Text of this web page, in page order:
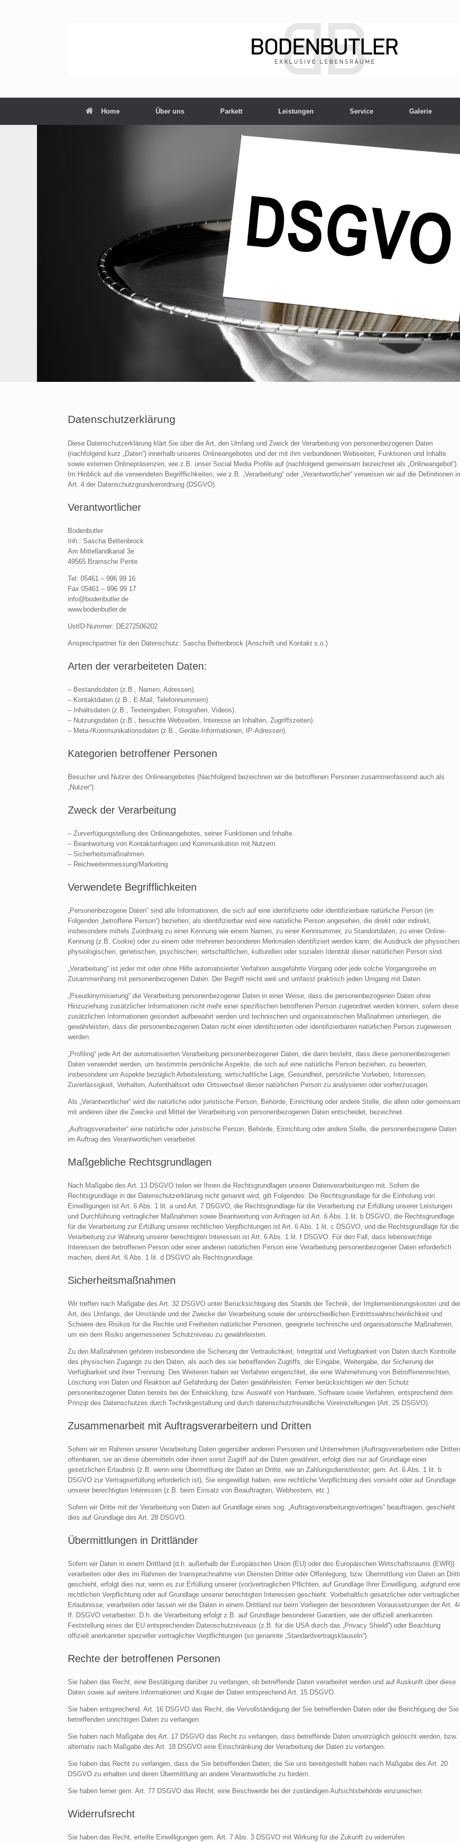
Home Über uns Parkett Leistungen Service Galerie
Datenschutzerklärung
Diese Datenschutzerklärung klärt Sie über die Art, den Umfang und Zweck der Verarbeitung von personenbezogenen Daten
(nachfolgend kurz „Daten“) innerhalb unseres Onlineangebotes und der mit ihm verbundenen Webseiten, Funktionen und Inhalte
sowie externen Onlinepräsenzen, wie z.B. unser Social Media Profile auf (nachfolgend gemeinsam bezeichnet als „Onlineangebot“).
Im Hinblick auf die verwendeten Begrifflichkeiten, wie z.B. „Verarbeitung“ oder „Verantwortlicher“ verweisen wir auf die Definitionen
Art. 4 der Datenschutzgrundverordnung (DSGVO).
Verantwortlicher
Bodenbutler
Inh.: Sascha Bettenbrock
Am Mittellandkanal 3e
49565 Bramsche Pente
Tel. 05461 – 996 99 16
Fax 05461 – 996 99 17
info@bodenbutler.de
www.bodenbutler.de
UstID-Nummer: DE272506202
Ansprechpartner für den Datenschutz: Sascha Bettenbrock (Anschrift und Kontakt s.o.)
Arten der verarbeiteten Daten:
– Bestandsdaten (z.B., Namen, Adressen).
– Kontaktdaten (z.B., E-Mail, Telefonnummern).
– Inhaltsdaten (z.B., Texteingaben, Fotografien, Videos).
– Nutzungsdaten (z.B., besuchte Webseiten, Interesse an Inhalten, Zugriffszeiten).
– Meta-/Kommunikationsdaten (z.B., Geräte-Informationen, IP-Adressen).
Kategorien betroffener Personen
Besucher und Nutzer des Onlineangebotes (Nachfolgend bezeichnen wir die betroffenen Personen zusammenfassend auch als
„Nutzer“).
Zweck der Verarbeitung
– Zurverfügungstellung des Onlineangebotes, seiner Funktionen und Inhalte.
– Beantwortung von Kontaktanfragen und Kommunikation mit Nutzern.
– Sicherheitsmaßnahmen.
– Reichweitenmessung/Marketing
Verwendete Begrifflichkeiten
„Personenbezogene Daten“ sind alle Informationen, die sich auf eine identifizierte oder identifizierbare natürliche Person (im
Folgenden „betroffene Person“) beziehen; als identifizierbar wird eine natürliche Person angesehen, die direkt oder indirekt,
insbesondere mittels Zuordnung zu einer Kennung wie einem Namen, zu einer Kennnummer, zu Standortdaten, zu einer Online-
Kennung (z.B. Cookie) oder zu einem oder mehreren besonderen Merkmalen identifiziert werden kann, die Ausdruck der
physiologischen, genetischen, psychischen, wirtschaftlichen, kulturellen oder sozialen Identität dieser natürlichen Person sind.
„Verarbeitung“ ist jeder mit oder ohne Hilfe automatisierter Verfahren ausgeführte Vorgang oder jede solche Vorgangsreihe im
Zusammenhang mit personenbezogenen Daten. Der Begriff reicht weit und umfasst praktisch jeden Umgang mit Daten.
„Pseudonymisierung“ die Verarbeitung personenbezogener Daten in einer Weise, dass die personenbezogenen Daten ohne
Hinzuziehung zusätzlicher Informationen nicht mehr einer spezifischen betroffenen Person zugeordnet werden können, sofern diese
zusätzlichen Informationen gesondert aufbewahrt werden und technischen und organisatorischen Maßnahmen unterliegen, die
gewährleisten, dass die personenbezogenen Daten nicht einer identifizierten oder identifizierbaren natürlichen Person zugewiesen
werden.
„Profiling“ jede Art der automatisierten Verarbeitung personenbezogener Daten, die darin besteht, dass diese personenbezogenen
Daten verwendet werden, um bestimmte persönliche Aspekte, die sich auf eine natürliche Person beziehen, zu bewerten,
insbesondere um Aspekte bezüglich Arbeitsleistung, wirtschaftliche Lage, Gesundheit, persönliche Vorlieben, Interessen,
Zuverlässigkeit, Verhalten, Aufenthaltsort oder Ortswechsel dieser natürlichen Person zu analysieren oder vorherzusagen.
Als „Verantwortlicher“ wird die natürliche oder juristische Person, Behörde, Einrichtung oder andere Stelle, die allein oder gemeinsam
mit anderen über die Zwecke und Mittel der Verarbeitung von personenbezogenen Daten entscheidet, bezeichnet.
„Auftragsverarbeiter“ eine natürliche oder juristische Person, Behörde, Einrichtung oder andere Stelle, die personenbezogene Daten
im Auftrag des Verantwortlichen verarbeitet.
Maßgebliche Rechtsgrundlagen
Nach Maßgabe des Art. 13 DSGVO teilen wir Ihnen die Rechtsgrundlagen unserer Datenverarbeitungen mit. Sofern die
Rechtsgrundlage in der Datenschutzerklärung nicht genannt wird, gilt Folgendes: Die Rechtsgrundlage für die Einholung von
Einwilligungen ist Art. 6 Abs. 1 lit. a und Art. 7 DSGVO, die Rechtsgrundlage für die Verarbeitung zur Erfüllung unserer Leistungen
und Durchführung vertraglicher Maßnahmen sowie Beantwortung von Anfragen ist Art. 6 Abs. 1 lit. b DSGVO, die Rechtsgrundlage
für die Verarbeitung zur Erfüllung unserer rechtlichen Verpflichtungen ist Art. 6 Abs. 1 lit. c DSGVO, und die Rechtsgrundlage für die
Verarbeitung zur Wahrung unserer berechtigten Interessen ist Art. 6 Abs. 1 lit. f DSGVO. Für den Fall, dass lebenswichtige
Interessen der betroffenen Person oder einer anderen natürlichen Person eine Verarbeitung personenbezogener Daten erforderlich
machen, dient Art. 6 Abs. 1 lit. d DSGVO als Rechtsgrundlage.
Sicherheitsmaßnahmen
Wir treffen nach Maßgabe des Art. 32 DSGVO unter Berücksichtigung des Stands der Technik, der Implementierungskosten und der
Art, des Umfangs, der Umstände und der Zwecke der Verarbeitung sowie der unterschiedlichen Eintrittswahrscheinlichkeit und
Schwere des Risikos für die Rechte und Freiheiten natürlicher Personen, geeignete technische und organisatorische Maßnahmen,
um ein dem Risiko angemessenes Schutzniveau zu gewährleisten.
Zu den Maßnahmen gehören insbesondere die Sicherung der Vertraulichkeit, Integrität und Verfügbarkeit von Daten durch Kontrolle
des physischen Zugangs zu den Daten, als auch des sie betreffenden Zugriffs, der Eingabe, Weitergabe, der Sicherung der
Verfügbarkeit und ihrer Trennung. Des Weiteren haben wir Verfahren eingerichtet, die eine Wahrnehmung von Betroffenenrechten,
Löschung von Daten und Reaktion auf Gefährdung der Daten gewährleisten. Ferner berücksichtigen wir den Schutz
personenbezogener Daten bereits bei der Entwicklung, bzw. Auswahl von Hardware, Software sowie Verfahren, entsprechend dem
Prinzip des Datenschutzes durch Technikgestaltung und durch datenschutzfreundliche Voreinstellungen (Art. 25 DSGVO).
Zusammenarbeit mit Auftragsverarbeitern und Dritten
Sofern wir im Rahmen unserer Verarbeitung Daten gegenüber anderen Personen und Unternehmen (Auftragsverarbeitern oder
offenbaren, sie an diese übermitteln oder ihnen sonst Zugriff auf die Daten gewähren, erfolgt dies nur auf Grundlage einer
gesetzlichen Erlaubnis (z.B. wenn eine Übermittlung der Daten an Dritte, wie an Zahlungsdienstleister, gem. Art. 6 Abs. 1 lit. b
DSGVO zur Vertragserfüllung erforderlich ist), Sie eingewilligt haben, eine rechtliche Verpflichtung dies vorsieht oder auf Grundlage
unserer berechtigten Interessen (z.B. beim Einsatz von Beauftragten, Webhostern, etc.).
Sofern wir Dritte mit der Verarbeitung von Daten auf Grundlage eines sog. „Auftragsverarbeitungsvertrages“ beauftragen, geschieht
dies auf Grundlage des Art. 28 DSGVO.
Übermittlungen in Drittländer
Sofern wir Daten in einem Drittland (d.h. außerhalb der Europäischen Union (EU) oder des Europäischen Wirtschaftsraums (EWR))
verarbeiten oder dies im Rahmen der Inanspruchnahme von Diensten Dritter oder Offenlegung, bzw. Übermittlung von Daten an
geschieht, erfolgt dies nur, wenn es zur Erfüllung unserer (vor)vertraglichen Pflichten, auf Grundlage Ihrer Einwilligung, aufgrund
rechtlichen Verpflichtung oder auf Grundlage unserer berechtigten Interessen geschieht. Vorbehaltlich gesetzlicher oder vertraglicher
Erlaubnisse, verarbeiten oder lassen wir die Daten in einem Drittland nur beim Vorliegen der besonderen Voraussetzungen der Art.
ff. DSGVO verarbeiten. D.h. die Verarbeitung erfolgt z.B. auf Grundlage besonderer Garantien, wie der offiziell anerkannten
Feststellung eines der EU entsprechenden Datenschutzniveaus (z.B. für die USA durch das „Privacy Shield“) oder Beachtung
offiziell anerkannter spezieller vertraglicher Verpflichtungen (so genannte „Standardvertragsklauseln“).
Rechte der betroffenen Personen
Sie haben das Recht, eine Bestätigung darüber zu verlangen, ob betreffende Daten verarbeitet werden und auf Auskunft über diese
Daten sowie auf weitere Informationen und Kopie der Daten entsprechend Art. 15 DSGVO.
Sie haben entsprechend. Art. 16 DSGVO das Recht, die Vervollständigung der Sie betreffenden Daten oder die Berichtigung der Sie
betreffenden unrichtigen Daten zu verlangen.
Sie haben nach Maßgabe des Art. 17 DSGVO das Recht zu verlangen, dass betreffende Daten unverzüglich gelöscht werden, bzw.
alternativ nach Maßgabe des Art. 18 DSGVO eine Einschränkung der Verarbeitung der Daten zu verlangen.
Sie haben das Recht zu verlangen, dass die Sie betreffenden Daten, die Sie uns bereitgestellt haben nach Maßgabe des Art. 20
DSGVO zu erhalten und deren Übermittlung an andere Verantwortliche zu fordern.
Sie haben ferner gem. Art. 77 DSGVO das Recht, eine Beschwerde bei der zuständigen Aufsichtsbehörde einzureichen.
Widerrufsrecht
Sie haben das Recht, erteilte Einwilligungen gem. Art. 7 Abs. 3 DSGVO mit Wirkung für die Zukunft zu widerrufen